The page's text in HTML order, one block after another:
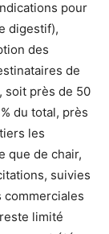
pour
digestif),
des
de
soit près de 50
du total, près
les
que de chair,
suivies
commerciales
limité